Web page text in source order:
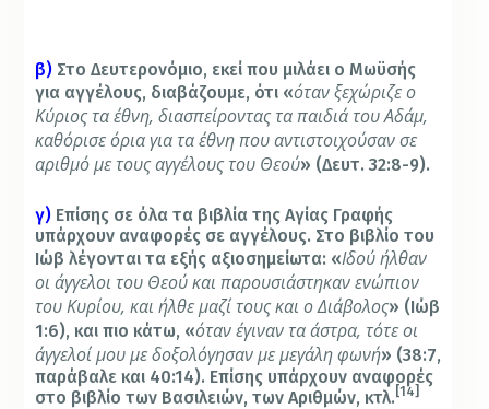
β) Στο Δευτερονόμιο, εκεί που μιλάει ο Μωϋσής
για αγγέλους, διαβάζουμε, ότι «όταν ξεχώριζε ο
Κύριος τα έθνη, διασπείροντας τα παιδιά του Αδάμ,
καθόρισε όρια για τα έθνη που αντιστοιχούσαν σε
αριθμό με τους αγγέλους του Θεού» (Δευτ. 32:8-9).
γ) Επίσης σε όλα τα βιβλία της Αγίας Γραφής
υπάρχουν αναφορές σε αγγέλους. Στο βιβλίο του
Ιώβ λέγονται τα εξής αξιοσημείωτα: «Ιδού ήλθαν
οι άγγελοι του Θεού και παρουσιάστηκαν ενώπιον
του Κυρίου, και ήλθε μαζί τους και ο Διάβολος» (Ιώβ
1:6), και πιο κάτω, «όταν έγιναν τα άστρα, τότε οι
άγγελοί μου με δοξολόγησαν με μεγάλη φωνή» (38:7,
παράβαλε και 40:14). Επίσης υπάρχουν αναφορές
στο βιβλίο των Βασιλειών, των Αριθμών, κτλ. [14]